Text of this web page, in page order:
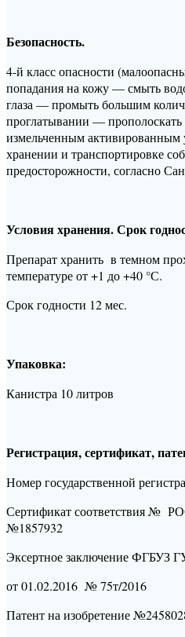
Безопасность.
4-й класс опасности
попадания на кожу — смыть
глаза — промыть большим
проглатывании —
измельченным
хранении и транспортировке
предосторожности, согласно
Условия хранения. Срок
Препарат хранить в темном
температуре от +1 до +40 °С.
Срок годности 12 мес.
Упаковка:
Канистра 10 литров
Регистрация, сертификат,
Номер государственной
Сертификат соответствия №
№1857932
Эксертное заключение ФГБУЗ
от 01.02.2016 № 75т/2016
Патент на изобретение